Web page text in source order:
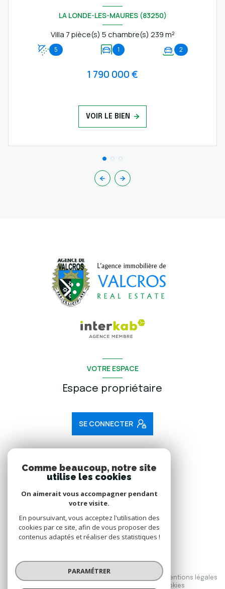
LA LONDE-LES-MAURES (83250)
Villa 7 pièce(s) 5 chambre(s) 239 m²
5 1 2
1 790 000 €
VOIR LE BIEN
VOTRE ESPACE
Espace propriétaire
SE CONNECTER
ADHÉRENTS
Mentions légales
Cookies
Comme beaucoup, notre site
utilise les cookies
On aimerait vous accompagner pendant
votre visite.
En poursuivant, vous acceptez l'utilisation des
cookies par ce site, afin de vous proposer des
contenus adaptés et réaliser des statistiques !
PARAMÉTRER